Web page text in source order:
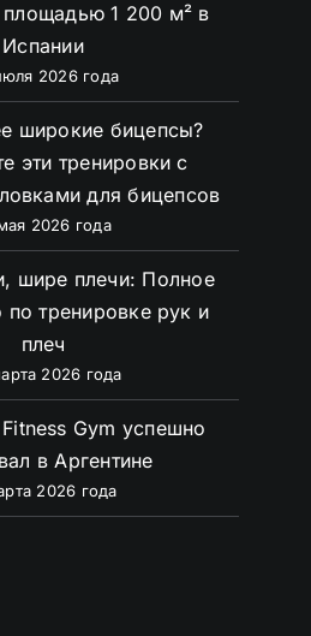
площадью 1 200 м² в
Испании
2026 года
широкие бицепсы?
эти тренировки с
для бицепсов
2026 года
шире плечи: Полное
по тренировке рук и
плеч
2026 года
Gym успешно
в Аргентине
2026 года